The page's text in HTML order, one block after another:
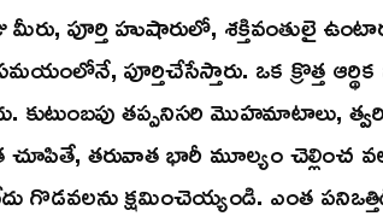
మీరు, పూర్తి హుషారులో, శక్తివంతులై
పూర్తిచేసేస్తారు. ఒక క్రొత్త
కుటుంబపు తప్పనిసరి మొహమాటాలు,
తరువాత భారీ మూల్యం చెల్లించ
గొడవలను క్షమించెయ్యండి. ఎంత